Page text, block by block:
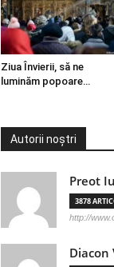
Ziua Învierii, să ne
luminăm popoare…
Autorii noștri
Preot
3878
http://
Diacon